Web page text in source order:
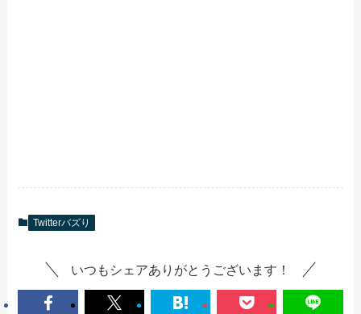
Twitterバズり
いつもシェアありがとうございます！